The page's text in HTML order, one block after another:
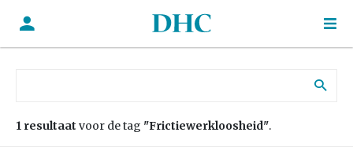
1 resultaat voor de tag "Frictiewerkloosheid".